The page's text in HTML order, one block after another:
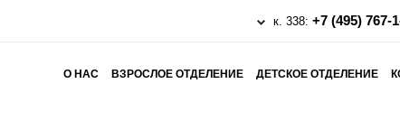
к. 338: +7 (495) 767-
О НАС ВЗРОСЛОЕ ОТДЕЛЕНИЕ ДЕТСКОЕ ОТДЕЛЕНИЕ